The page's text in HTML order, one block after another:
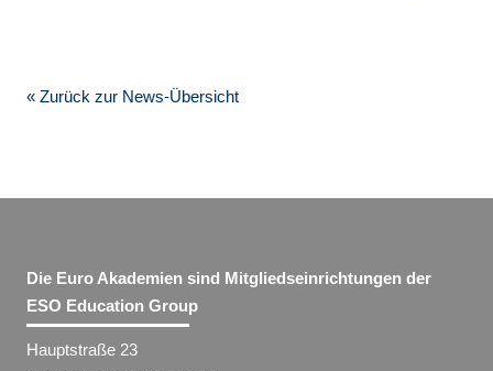
« Zurück zur News-Übersicht
Die Euro Akademien sind Mitgliedseinrichtungen der
ESO Education Group
Hauptstraße 23